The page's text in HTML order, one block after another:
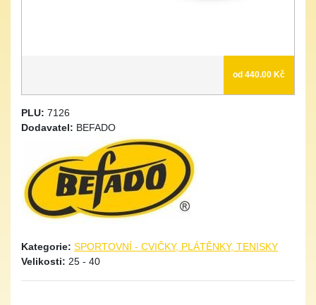
od 440.00 Kč
PLU: 7126
Dodavatel: BEFADO
Kategorie: SPORTOVNÍ - CVIČKY, PLÁTĚNKY, TENISKY
Velikosti: 25 - 40